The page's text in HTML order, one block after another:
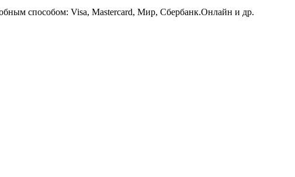
способом: Visa, Mastercard, Мир, Сбербанк.Онлайн и др.